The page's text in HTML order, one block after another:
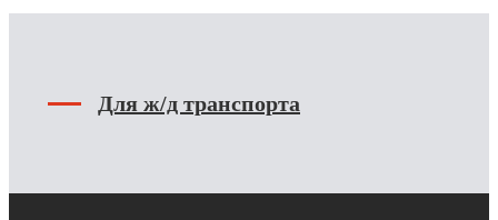
Для ж/д транспорта